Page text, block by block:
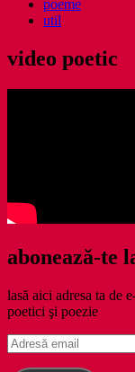
poeme
util
video poetic
abonează-te
lasă aici adresa ta de
poetici şi poezie
Adresă
email